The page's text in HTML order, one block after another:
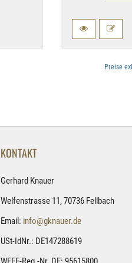
Preise
KONTAKT
Gerhard Knauer
Welfenstrasse 11, 70736 Fellbach
Email: info@gknauer.de
USt-IdNr.: DE147288619